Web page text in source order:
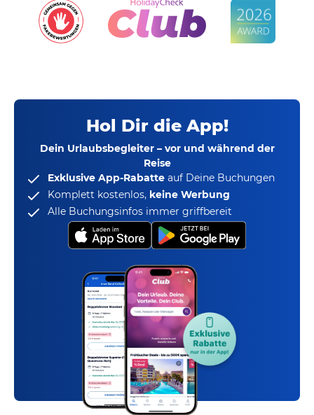
Hol Dir die App!
Dein Urlaubsbegleiter – vor und während der
Reise
Exklusive App-Rabatte auf Deine Buchungen
Komplett kostenlos, keine Werbung
Alle Buchungsinfos immer griffbereit